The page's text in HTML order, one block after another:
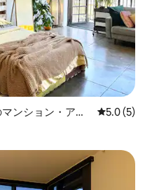
ンション・アパ
レビュー5
5.0 (5)